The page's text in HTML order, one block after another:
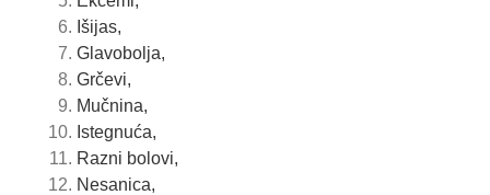
Išijas,
Glavobolja,
Grčevi,
Mučnina,
Istegnuća,
Razni bolovi,
Nesanica,